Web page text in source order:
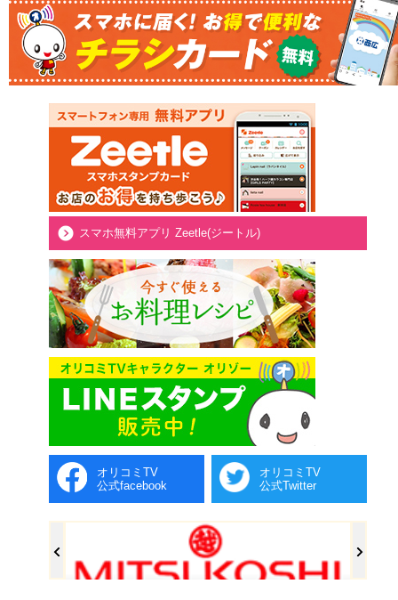
スマホ無料アプリ Zeetle(ジートル)
オリコミTV
公式facebook
オリコミTV
公式Twitter